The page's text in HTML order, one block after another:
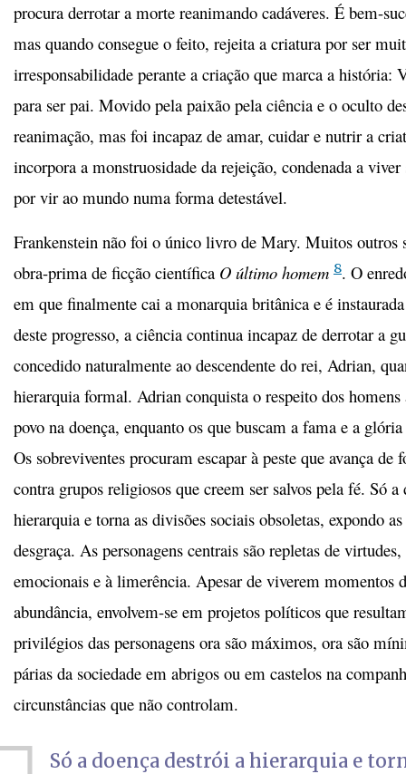
procura derrotar a morte reanimando cadáveres. É bem-
mas quando consegue o feito, rejeita a criatura por ser
irresponsabilidade perante a criação que marca a história:
para ser pai. Movido pela paixão pela ciência e o oculto
reanimação, mas foi incapaz de amar, cuidar e nutrir a
incorpora a monstruosidade da rejeição, condenada a
por vir ao mundo numa forma detestável.
Frankenstein não foi o único livro de Mary. Muitos outros
obra-prima de ficção científica O último homem 8. O
em que finalmente cai a monarquia britânica e é
deste progresso, a ciência continua incapaz de derrotar a
concedido naturalmente ao descendente do rei, Adrian,
hierarquia formal. Adrian conquista o respeito dos
povo na doença, enquanto os que buscam a fama e a
Os sobreviventes procuram escapar à peste que avança
contra grupos religiosos que creem ser salvos pela fé. Só a
hierarquia e torna as divisões sociais obsoletas, expondo
desgraça. As personagens centrais são repletas de virtudes,
emocionais e à limerência. Apesar de viverem momentos
abundância, envolvem-se em projetos políticos que
privilégios das personagens ora são máximos, ora são
párias da sociedade em abrigos ou em castelos na
circunstâncias que não controlam.
Só a doença destrói a hierarquia e